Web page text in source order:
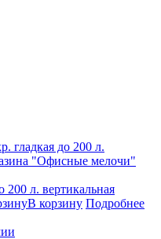
л. вертикальная
В корзину Подробнее